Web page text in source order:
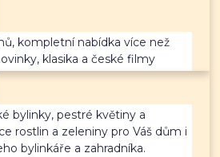
kompletní nabídka více než
klasika a české filmy
bylinky, pestré květiny a
rostlin a zeleniny pro Váš dům i
bylinkáře a zahradníka.